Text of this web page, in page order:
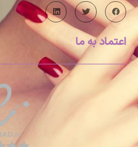
اعتماد به ما